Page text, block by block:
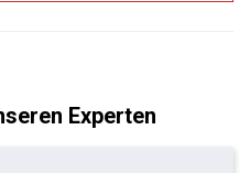
Experten